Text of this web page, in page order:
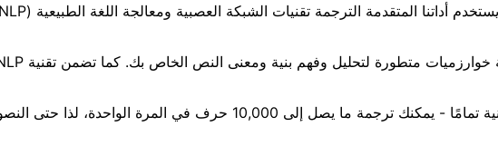
والأفضل من ذلك: خدمات الترجمة لدينا مجانية تمامًا - يمكنك ترجمة ما يصل إلى 10,000